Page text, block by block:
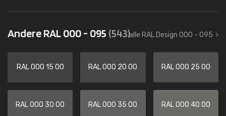
Andere RAL 000 - 095 (543)alle RAL Design 000 - 095
RAL 000 15 00 RAL 000 20 00 RAL 000 25 00
RAL 000 30 00 RAL 000 35 00 RAL 000 40 00